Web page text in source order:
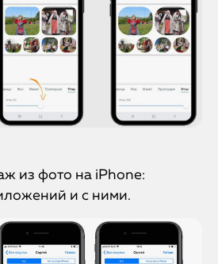
из фото на iPhone:
и с ними.